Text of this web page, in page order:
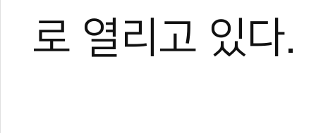
로 열리고 있다.